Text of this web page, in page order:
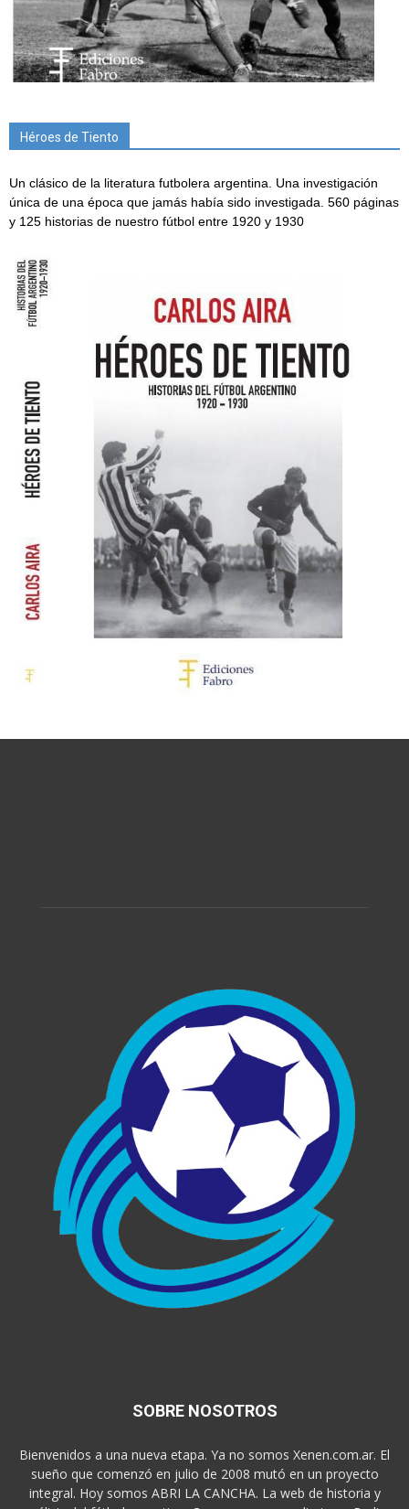
Héroes de Tiento
Un clásico de la literatura futbolera argentina. Una investigación
única de una época que jamás había sido investigada. 560 páginas
y 125 historias de nuestro fútbol entre 1920 y 1930
SOBRE NOSOTROS
Bienvenidos a una nueva etapa. Ya no somos Xenen.com.ar. El
sueño que comenzó en julio de 2008 mutó en un proyecto
integral. Hoy somos ABRI LA CANCHA. La web de historia y